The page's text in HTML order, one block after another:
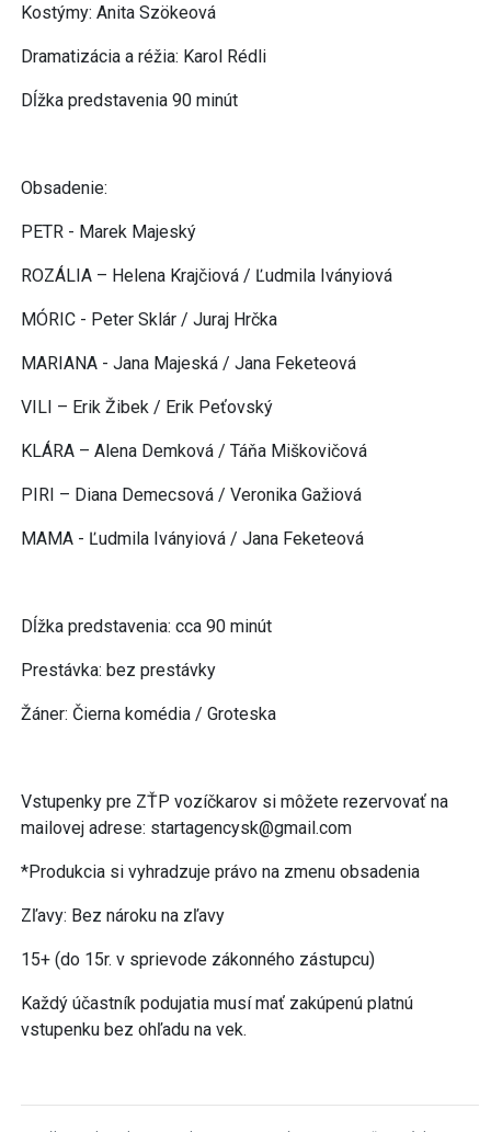
Kostýmy: Anita Szökeová
Dramatizácia a réžia: Karol Rédli
Dĺžka predstavenia 90 minút
Obsadenie:
PETR - Marek Majeský
ROZÁLIA – Helena Krajčiová / Ľudmila Iványiová
MÓRIC - Peter Sklár / Juraj Hrčka
MARIANA - Jana Majeská / Jana Feketeová
VILI – Erik Žibek / Erik Peťovský
KLÁRA – Alena Demková / Táňa Miškovičová
PIRI – Diana Demecsová / Veronika Gažiová
MAMA - Ľudmila Iványiová / Jana Feketeová
Dĺžka predstavenia: cca 90 minút
Prestávka: bez prestávky
Žáner: Čierna komédia / Groteska
Vstupenky pre ZŤP vozíčkarov si môžete rezervovať na
mailovej adrese: startagencysk@gmail.com
*Produkcia si vyhradzuje právo na zmenu obsadenia
Zľavy: Bez nároku na zľavy
15+ (do 15r. v sprievode zákonného zástupcu)
Každý účastník podujatia musí mať zakúpenú platnú
vstupenku bez ohľadu na vek.